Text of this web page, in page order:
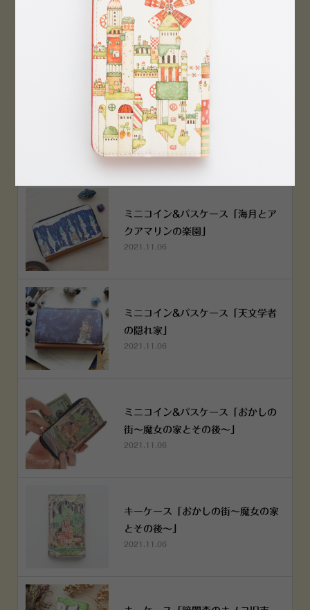
横浜赤レンガ倉庫店 12月6日 O
PEN！
2022.12.05
空想街雑貨店《吉祥寺本店》４月２
５日OPEN!
2022.03.29
ミニコイン&パスケース「海月とア
クアマリンの楽園」
2021.11.06
ミニコイン&パスケース「天文学者
の隠れ家」
2021.11.06
ミニコイン&パスケース「おかしの
街～魔女の家とその後～」
2021.11.06
キーケース「おかしの街～魔女の家
とその後～」
2021.11.06